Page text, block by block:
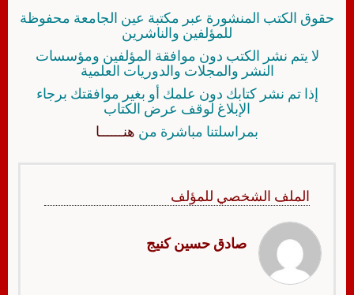
حقوق الكتب المنشورة عبر مكتبة عين الجامعة محفوظة
للمؤلفين والناشرين
لا يتم نشر الكتب دون موافقة المؤلفين ومؤسسات
النشر والمجلات والدوريات العلمية
إذا تم نشر كتابك دون علمك أو بغير موافقتك برجاء
الإبلاغ لوقف عرض الكتاب
بمراسلتنا مباشرة من هنــــــا
الملف الشخصي للمؤلف
صادق حسين كنيج